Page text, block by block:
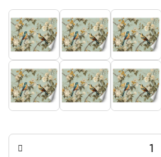
Ilość